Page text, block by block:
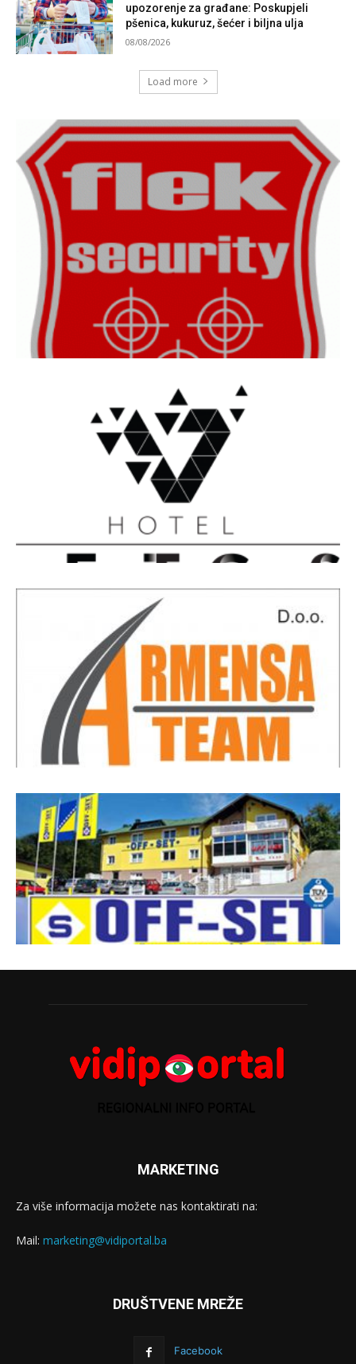
upozorenje za građane: Poskupjeli
pšenica, kukuruz, šećer i biljna ulja
08/08/2026
Load more
MARKETING
Za više informacija možete nas kontaktirati na:
Mail: marketing@vidiportal.ba
DRUŠTVENE MREŽE
Facebook